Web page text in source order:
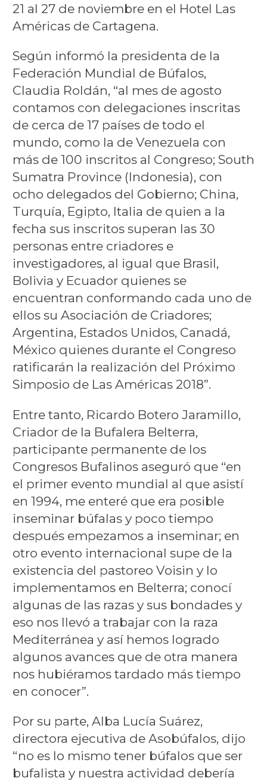
21 al 27 de noviembre en el Hotel Las
Américas de Cartagena.
Según informó la presidenta de la
Federación Mundial de Búfalos,
Claudia Roldán, “al mes de agosto
contamos con delegaciones inscritas
de cerca de 17 países de todo el
mundo, como la de Venezuela con
más de 100 inscritos al Congreso; South
Sumatra Province (Indonesia), con
ocho delegados del Gobierno; China,
Turquía, Egipto, Italia de quien a la
fecha sus inscritos superan las 30
personas entre criadores e
investigadores, al igual que Brasil,
Bolivia y Ecuador quienes se
encuentran conformando cada uno de
ellos su Asociación de Criadores;
Argentina, Estados Unidos, Canadá,
México quienes durante el Congreso
ratificarán la realización del Próximo
Simposio de Las Américas 2018”.
Entre tanto, Ricardo Botero Jaramillo,
Criador de la Bufalera Belterra,
participante permanente de los
Congresos Bufalinos aseguró que “en
el primer evento mundial al que asistí
en 1994, me enteré que era posible
inseminar búfalas y poco tiempo
después empezamos a inseminar; en
otro evento internacional supe de la
existencia del pastoreo Voisin y lo
implementamos en Belterra; conocí
algunas de las razas y sus bondades y
eso nos llevó a trabajar con la raza
Mediterránea y así hemos logrado
algunos avances que de otra manera
nos hubiéramos tardado más tiempo
en conocer”.
Por su parte, Alba Lucía Suárez,
directora ejecutiva de Asobúfalos, dijo
“no es lo mismo tener búfalos que ser
bufalista y nuestra actividad debería